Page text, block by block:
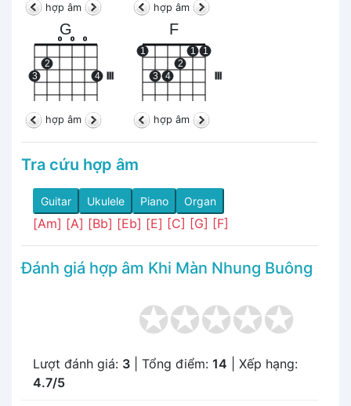
hợp âm hợp âm
G
III
3
2
o o o
4
hợp âm
F
1
3 4
2
1 1
hợp âm
Tra cứu hợp âm
Guitar Ukulele Piano Organ
[Am] [A] [Bb] [Eb] [E] [C] [G] [F]
Đánh giá hợp âm Khi Màn Nhung Buông
Lượt đánh giá: 3 | Tổng điểm: 14 | Xếp hạng:
4.7/5